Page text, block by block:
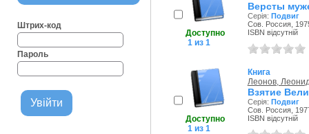
Штрих-код
Пароль
Доступно
1 из 1
Версты
Серія: Подвиг
Сов. Россия,
ISBN відсутній
Доступно
1 из 1
Книга
Леонов,
Взятие
Серія: Подвиг
Сов. Россия,
ISBN відсутній